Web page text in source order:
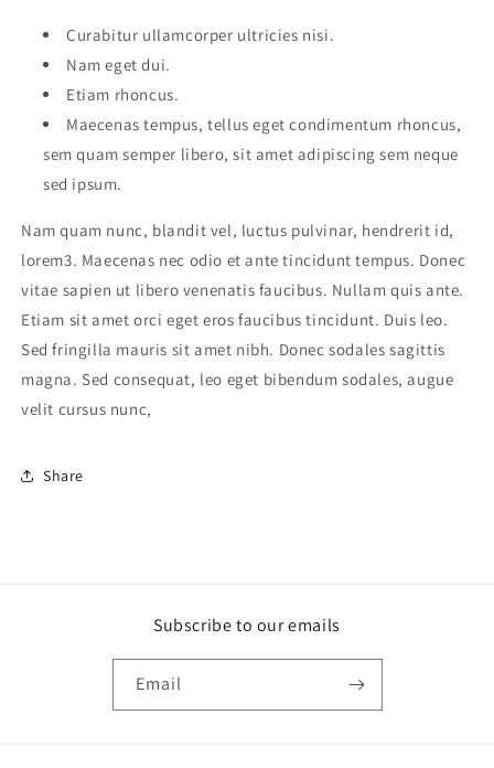
Curabitur ullamcorper ultricies nisi.
Nam eget dui.
Etiam rhoncus.
Maecenas tempus, tellus eget condimentum rhoncus,
sem quam semper libero, sit amet adipiscing sem neque
sed ipsum.
Nam quam nunc, blandit vel, luctus pulvinar, hendrerit id,
lorem3. Maecenas nec odio et ante tincidunt tempus. Donec
vitae sapien ut libero venenatis faucibus. Nullam quis ante.
Etiam sit amet orci eget eros faucibus tincidunt. Duis leo.
Sed fringilla mauris sit amet nibh. Donec sodales sagittis
magna. Sed consequat, leo eget bibendum sodales, augue
velit cursus nunc,
Share
Subscribe to our emails
Email